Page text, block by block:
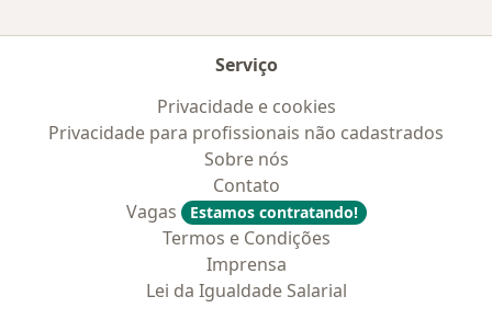
Serviço
Privacidade e cookies
Privacidade para profissionais não cadastrados
Sobre nós
Contato
Vagas
Estamos contratando!
Termos e Condições
Imprensa
Lei da Igualdade Salarial